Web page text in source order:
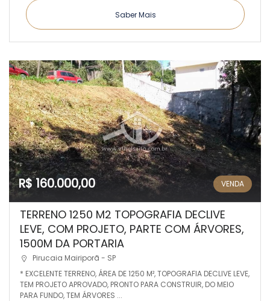
Saber Mais
R$ 160.000,00 VENDA
TERRENO 1250 M2 TOPOGRAFIA DECLIVE
LEVE, COM PROJETO, PARTE COM ÁRVORES,
1500M DA PORTARIA
Pirucaia Mairiporã - SP
* EXCELENTE TERRENO, ÁREA DE 1250 M², TOPOGRAFIA DECLIVE LEVE,
TEM PROJETO APROVADO, PRONTO PARA CONSTRUIR, DO MEIO
PARA FUNDO, TEM ÁRVORES ...